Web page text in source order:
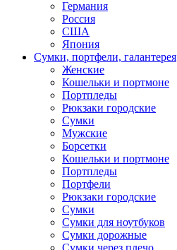
Германия
Россия
США
Япония
Сумки, портфели, галантерея
Женские
Кошельки и портмоне
Портпледы
Рюкзаки городские
Сумки
Мужские
Борсетки
Кошельки и портмоне
Портпледы
Портфели
Рюкзаки городские
Сумки
Сумки для ноутбуков
Сумки дорожные
Сумки через плечо